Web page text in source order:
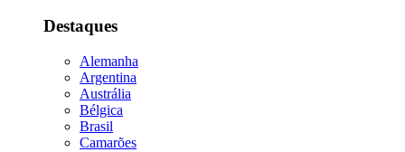
Destaques
Alemanha
Argentina
Austrália
Bélgica
Brasil
Camarões